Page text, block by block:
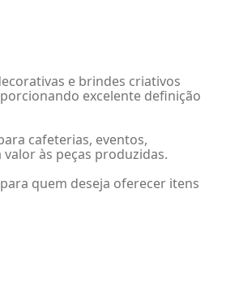
e brindes criativos
excelente definição
cafeterias, eventos,
às peças produzidas.
quem deseja oferecer itens